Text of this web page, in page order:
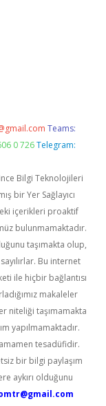
Teams:
0 726 Telegram:
Bilgi Teknolojileri
bir Yer Sağlayıcı
içerikleri proaktif
bulunmamaktadır.
taşımakta olup,
Bu internet
ile hiçbir bağlantısı
makaleler
niteliği taşımamakta
yapılmamaktadır.
tesadüfidir.
bir bilgi paylaşım
aykırı olduğunu